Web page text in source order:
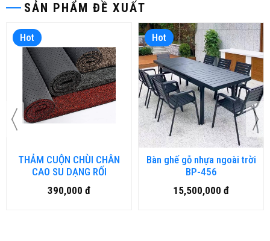
SẢN PHẨM ĐỀ XUẤT
Hot
THẢM CUỘN CHÙI CHÂN
CAO SU DẠNG RỐI
390,000 đ
Hot
Bàn ghế gỗ nhựa ngoài trời
BP-456
15,500,000 đ